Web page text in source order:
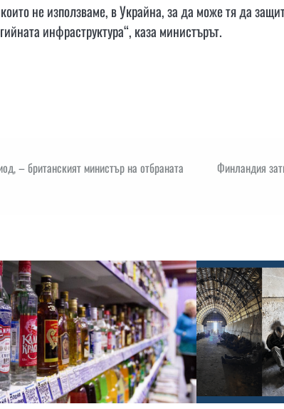
не използваме, в Украйна, за да може тя да
инфраструктура“, каза министърът.
– британският министър на отбраната
Финландия